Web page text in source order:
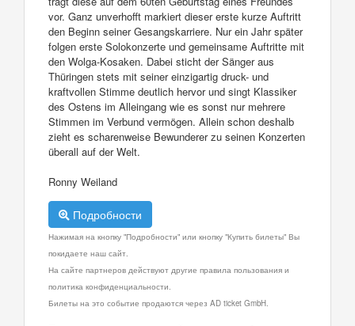
vor. Ganz unverhofft markiert dieser erste kurze Auftritt
den Beginn seiner Gesangskarriere. Nur ein Jahr später
folgen erste Solokonzerte und gemeinsame Auftritte mit
den Wolga-Kosaken. Dabei sticht der Sänger aus
Thüringen stets mit seiner einzigartig druck- und
kraftvollen Stimme deutlich hervor und singt Klassiker
des Ostens im Alleingang wie es sonst nur mehrere
Stimmen im Verbund vermögen. Allein schon deshalb
zieht es scharenweise Bewunderer zu seinen Konzerten
überall auf der Welt.
Ronny Weiland
Подробности
Нажимая на кнопку "Подробности" или кнопку "Купить билеты" Вы
покидаете наш сайт.
На сайте партнеров действуют другие правила пользования и
политика конфиденциальности.
Билеты на это событие продаются через AD ticket GmbH.